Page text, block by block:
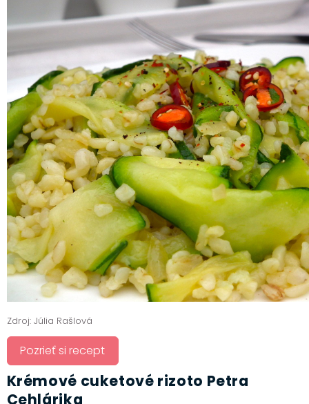
Zdroj: Júlia Rašlová
Pozrieť si recept
Krémové cuketové rizoto Petra
Cehlárika